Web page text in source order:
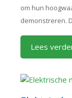
om hun
demonstreren.
Lees